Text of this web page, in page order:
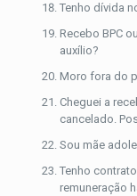
Tenho dívida
Recebo BPC
auxílio?
Moro fora do
Cheguei a
cancelado.
Sou mãe
Tenho
remuneração